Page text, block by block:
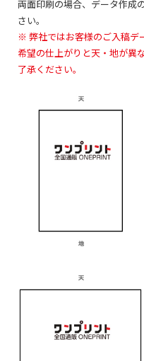
両面印刷の場合、データ作成
さい。
※ 弊社ではお客様のご入稿デ
希望の仕上がりと天・地が異
了承ください。